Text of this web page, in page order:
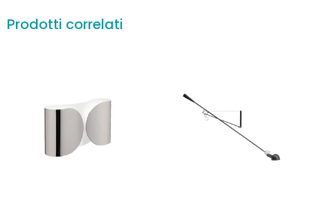
Prodotti correlati